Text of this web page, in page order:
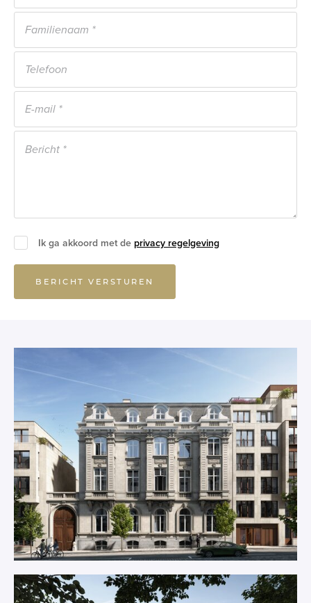
Ik ga akkoord met de privacy regelgeving
BERICHT VERSTUREN